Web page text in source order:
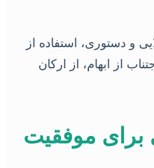
و دستوری، استفاده از
از ابهام، از ارکان
برای موفقیت